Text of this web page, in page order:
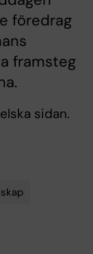
föredrag
framsteg
sidan.